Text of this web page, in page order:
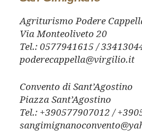
Agriturismo Podere
Via Monteoliveto 20
Tel.: 0577941615 /
poderecappella@virgilio.it
Convento di Sant’Agostino
Piazza Sant’Agostino
Tel.: +390577907012 /